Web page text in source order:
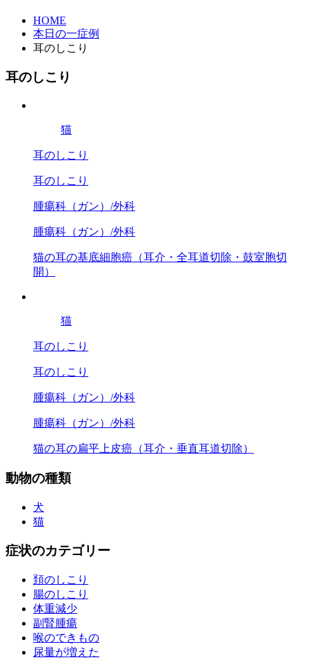
HOME
本日の一症例
耳のしこり
耳のしこり
猫
耳のしこり
耳のしこり
腫瘍科（ガン）/外科
腫瘍科（ガン）/外科
猫の耳の基底細胞癌（耳介・全耳道切除・鼓室胞切
開）
猫
耳のしこり
耳のしこり
腫瘍科（ガン）/外科
腫瘍科（ガン）/外科
猫の耳の扁平上皮癌（耳介・垂直耳道切除）
動物の種類
犬
猫
症状のカテゴリー
頚のしこり
腸のしこり
体重減少
副腎腫瘍
喉のできもの
尿量が増えた